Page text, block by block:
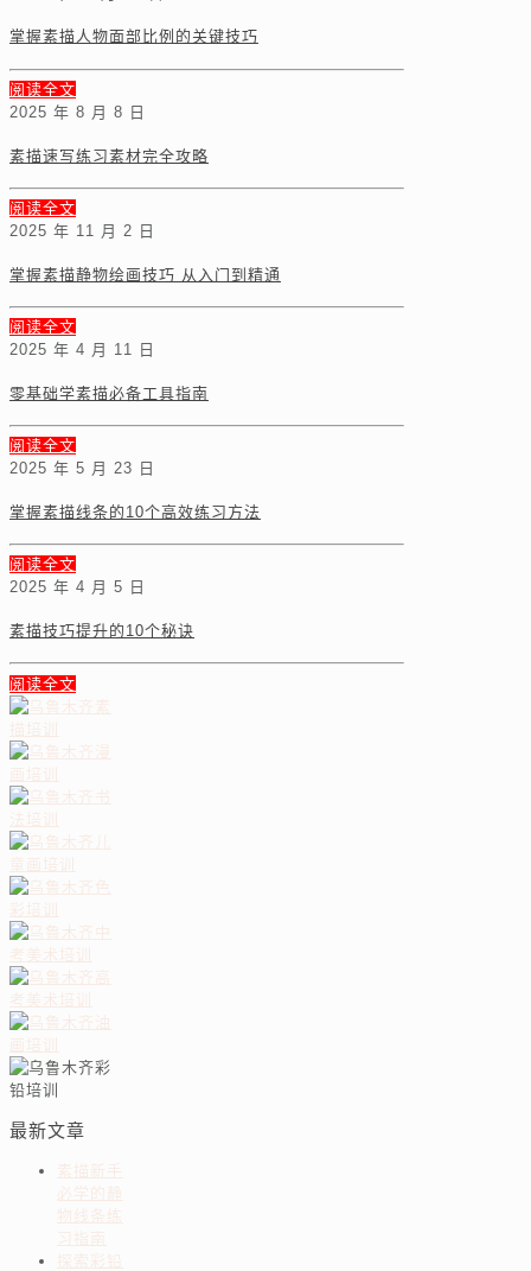
掌握素描人物面部比例的关键技巧
阅读全文
2025 年 8 月 8 日
素描速写练习素材完全攻略
阅读全文
2025 年 11 月 2 日
掌握素描静物绘画技巧 从入门到精通
阅读全文
2025 年 4 月 11 日
零基础学素描必备工具指南
阅读全文
2025 年 5 月 23 日
掌握素描线条的10个高效练习方法
阅读全文
2025 年 4 月 5 日
素描技巧提升的10个秘诀
阅读全文
最新文章
素描新手
必学的静
物线条练
习指南
探索彩铅